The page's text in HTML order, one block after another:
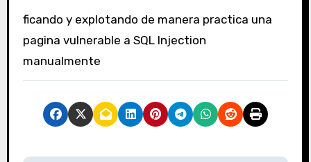
ficando y explotando de manera practica una
pagina vulnerable a SQL Injection
manualmente